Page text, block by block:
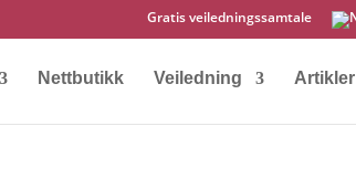
Gratis veiledningssamtale
Nettbutikk Veiledning Artikler